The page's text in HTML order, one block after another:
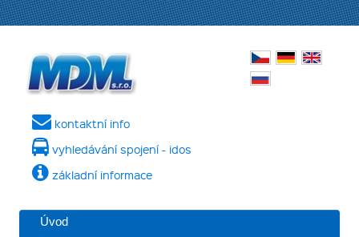
kontaktní info
vyhledávání spojení - idos
základní informace
Úvod